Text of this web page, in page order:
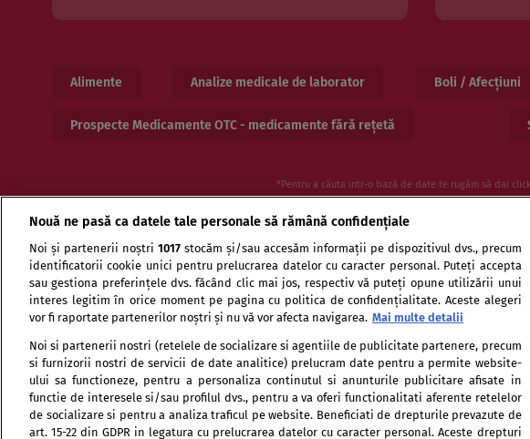
Alimente Analize medicale de laborator Boli / Afecțiuni
Prospecte Medicamente OTC - medicamente fără rețetă
*Pentru a căuta intr-o bază de date te rugăm să dai
Termeni si conditii de utilizare Politica de confidentialitate
Nouă ne pasă ca datele tale personale să rămână confidențiale
Noi și partenerii noștri 1017stocăm și/sau accesăm informații pe dispozitivul dvs., precum
identificatorii cookie unici pentru prelucrarea datelor cu caracter personal. Puteți accepta
sau gestiona preferințele dvs. făcând clic mai jos, respectiv vă puteți opune utilizării unui
interes legitim în orice moment pe pagina cu politica de confidențialitate. Aceste alegeri
vor fi raportate partenerilor noștri și nu vă vor afecta navigarea. Mai multe detalii
Noi si partenerii nostri (retelele de socializare si agentiile de publicitate partenere, precum
si furnizorii nostri de servicii de date analitice) prelucram date pentru a permite website-
ului sa functioneze, pentru a personaliza continutul si anunturile publicitare afisate in
functie de interesele si/sau profilul dvs., pentru a va oferi functionalitati aferente retelelor
de socializare si pentru a analiza traficul pe website. Beneficiati de drepturile prevazute de
art. 15-22 din GDPR in legatura cu prelucrarea datelor cu caracter personal. Aceste drepturi